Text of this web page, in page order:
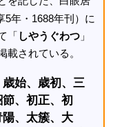
5年・1688年刊）に
「 しやうぐわつ 」
載されている。
始、歳初、三
、初正、初
、太簇、大